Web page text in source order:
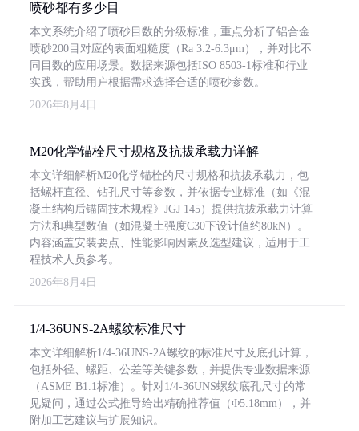
喷砂都有多少目
本文系统介绍了喷砂目数的分级标准，重点分析了铝合金
喷砂200目对应的表面粗糙度（Ra 3.2-6.3μm），并对比不
同目数的应用场景。数据来源包括ISO 8503-1标准和行业
实践，帮助用户根据需求选择合适的喷砂参数。
2026年8月4日
M20化学锚栓尺寸规格及抗拔承载力详解
本文详细解析M20化学锚栓的尺寸规格和抗拔承载力，包
括螺杆直径、钻孔尺寸等参数，并依据专业标准（如《混
凝土结构后锚固技术规程》JGJ 145）提供抗拔承载力计算
方法和典型数值（如混凝土强度C30下设计值约80kN）。
内容涵盖安装要点、性能影响因素及选型建议，适用于工
程技术人员参考。
2026年8月4日
1/4-36UNS-2A螺纹标准尺寸
本文详细解析1/4-36UNS-2A螺纹的标准尺寸及底孔计算，
包括外径、螺距、公差等关键参数，并提供专业数据来源
（ASME B1.1标准）。针对1/4-36UNS螺纹底孔尺寸的常
见疑问，通过公式推导给出精确推荐值（Φ5.18mm），并
附加工艺建议与扩展知识。